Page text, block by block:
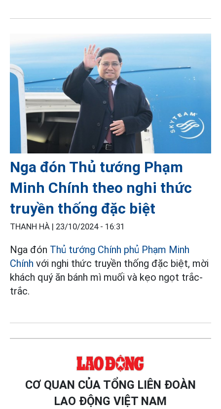
Nga đón Thủ tướng Phạm
Minh Chính theo nghi thức
truyền thống đặc biệt
THANH HÀ | 23/10/2024 - 16:31
Nga đón Thủ tướng Chính phủ Phạm Minh
Chính với nghi thức truyền thống đặc biệt, mời
khách quý ăn bánh mì muối và kẹo ngọt trắc-
trắc.
CƠ QUAN CỦA TỔNG LIÊN ĐOÀN
LAO ĐỘNG VIỆT NAM